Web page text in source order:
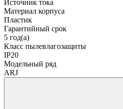
Источник тока
Материал корпуса
Пластик
Гарантийный срок
5 год(а)
Класс пылевлагозащиты
IP20
Модельный ряд
ARJ